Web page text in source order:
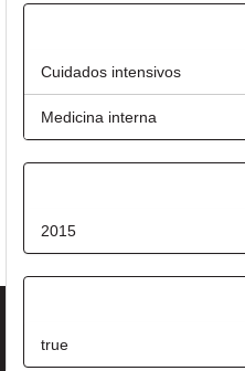
Cuidados intensivos
Medicina interna
2015
true